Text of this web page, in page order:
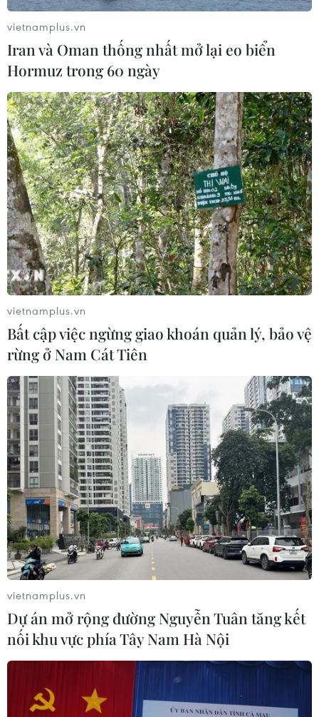
vietnamplus.vn
Iran và Oman thống nhất mở lại eo biển
Hormuz trong 60 ngày
vietnamplus.vn
Bất cập việc ngừng giao khoán quản lý, bảo vệ
rừng ở Nam Cát Tiên
vietnamplus.vn
Dự án mở rộng đường Nguyễn Tuân tăng kết
nối khu vực phía Tây Nam Hà Nội